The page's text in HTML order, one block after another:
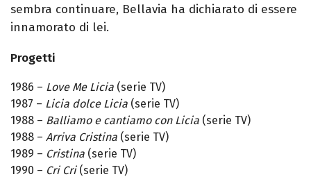
sembra continuare, Bellavia ha dichiarato di essere
innamorato di lei.
Progetti
1986 – Love Me Licia (serie TV)
1987 – Licia dolce Licia (serie TV)
1988 – Balliamo e cantiamo con Licia (serie TV)
1988 – Arriva Cristina (serie TV)
1989 – Cristina (serie TV)
1990 – Cri Cri(serie TV)